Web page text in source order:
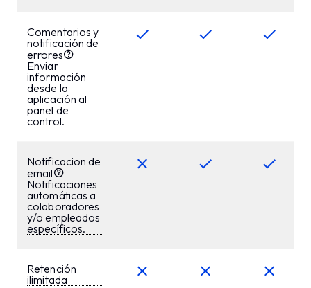
Comentarios y
notificación de
errores
Enviar
información
desde la
aplicación al
panel de
control.
Notificacion de
email
Notificaciones
automáticas a
colaboradores
y/o empleados
específicos.
Retención
ilimitada